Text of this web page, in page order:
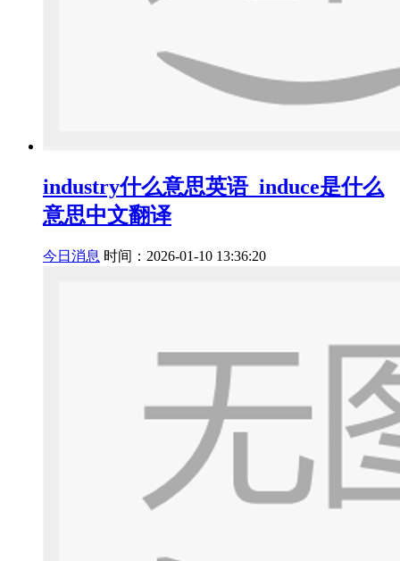
industry什么意思英语_induce是什么
意思中文翻译
今日消息 时间：2026-01-10 13:36:20